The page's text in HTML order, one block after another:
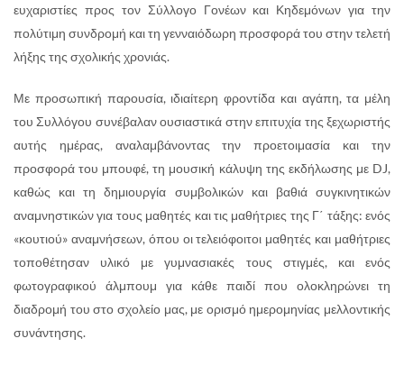
ευχαριστίες προς τον Σύλλογο Γονέων και Κηδεμόνων για την
πολύτιμη συνδρομή και τη γενναιόδωρη προσφορά του στην τελετή
λήξης της σχολικής χρονιάς.
Με προσωπική παρουσία, ιδιαίτερη φροντίδα και αγάπη, τα μέλη
του Συλλόγου συνέβαλαν ουσιαστικά στην επιτυχία της ξεχωριστής
αυτής ημέρας, αναλαμβάνοντας την προετοιμασία και την
προσφορά του μπουφέ, τη μουσική κάλυψη της εκδήλωσης με DJ,
καθώς και τη δημιουργία συμβολικών και βαθιά συγκινητικών
αναμνηστικών για τους μαθητές και τις μαθήτριες της Γ΄ τάξης: ενός
«κουτιού» αναμνήσεων, όπου οι τελειόφοιτοι μαθητές και μαθήτριες
τοποθέτησαν υλικό με γυμνασιακές τους στιγμές, και ενός
φωτογραφικού άλμπουμ για κάθε παιδί που ολοκληρώνει τη
διαδρομή του στο σχολείο μας, με ορισμό ημερομηνίας μελλοντικής
συνάντησης.